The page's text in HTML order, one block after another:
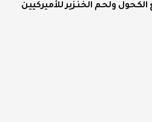
ولحم الخنزير للأميركيين